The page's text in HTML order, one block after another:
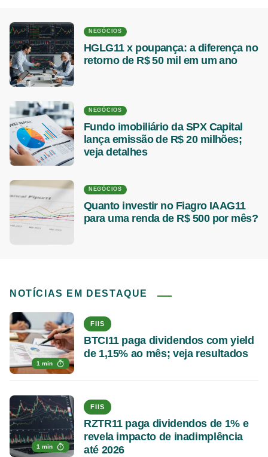
NEGÓCIOS
HGLG11 x poupança: a diferença no
retorno de R$ 50 mil em um ano
NEGÓCIOS
Fundo imobiliário da SPX Capital
lança emissão de R$ 20 milhões;
veja detalhes
NEGÓCIOS
Quanto investir no Fiagro IAAG11
para uma renda de R$ 500 por mês?
NOTÍCIAS EM DESTAQUE
1 min
FIIS
BTCI11 paga dividendos com yield
de 1,15% ao mês; veja resultados
1 min
FIIS
RZTR11 paga dividendos de 1% e
revela impacto de inadimplência
até 2026